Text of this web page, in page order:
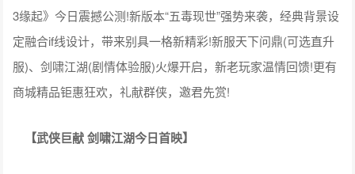
3缘起》今日震撼公测!新版本“五毒现世”强势来袭，经典背景设
定融合if线设计，带来别具一格新精彩!新服天下问鼎(可选直升
服)、剑啸江湖(剧情体验服)火爆开启，新老玩家温情回馈!更有
商城精品钜惠狂欢，礼献群侠，邀君先赏!
【武侠巨献 剑啸江湖今日首映】